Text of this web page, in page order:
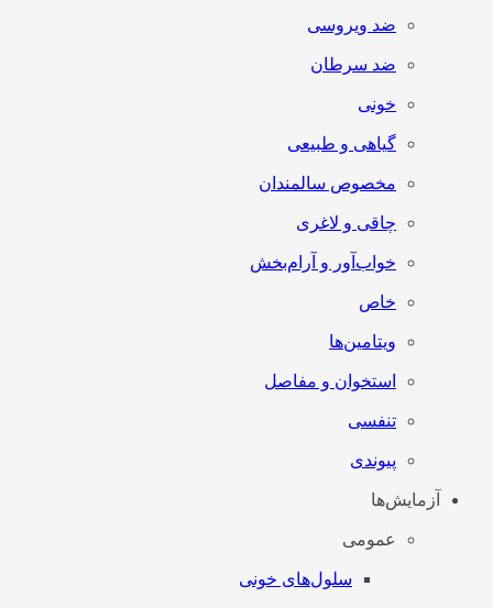
ضد ویروسی
ضد سرطان
خونی
گیاهی و طبیعی
مخصوص سالمندان
چاقی و لاغری
خواب‌آور و آرام‌بخش
خاص
ویتامین‌ها
استخوان و مفاصل
تنفسی
پیوندی
آزمایش‌ها
عمومی
سلول‌های خونی